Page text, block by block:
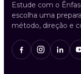
Estude com o
escolha uma
método, direção e